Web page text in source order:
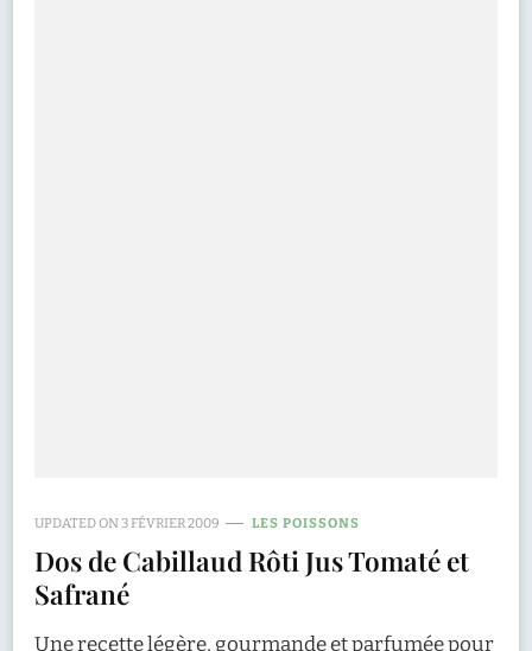
UPDATED ON3 FÉVRIER 2009 LES POISSONS
Dos de Cabillaud Rôti Jus Tomaté et
Safrané
Une recette légère, gourmande et parfumée pour